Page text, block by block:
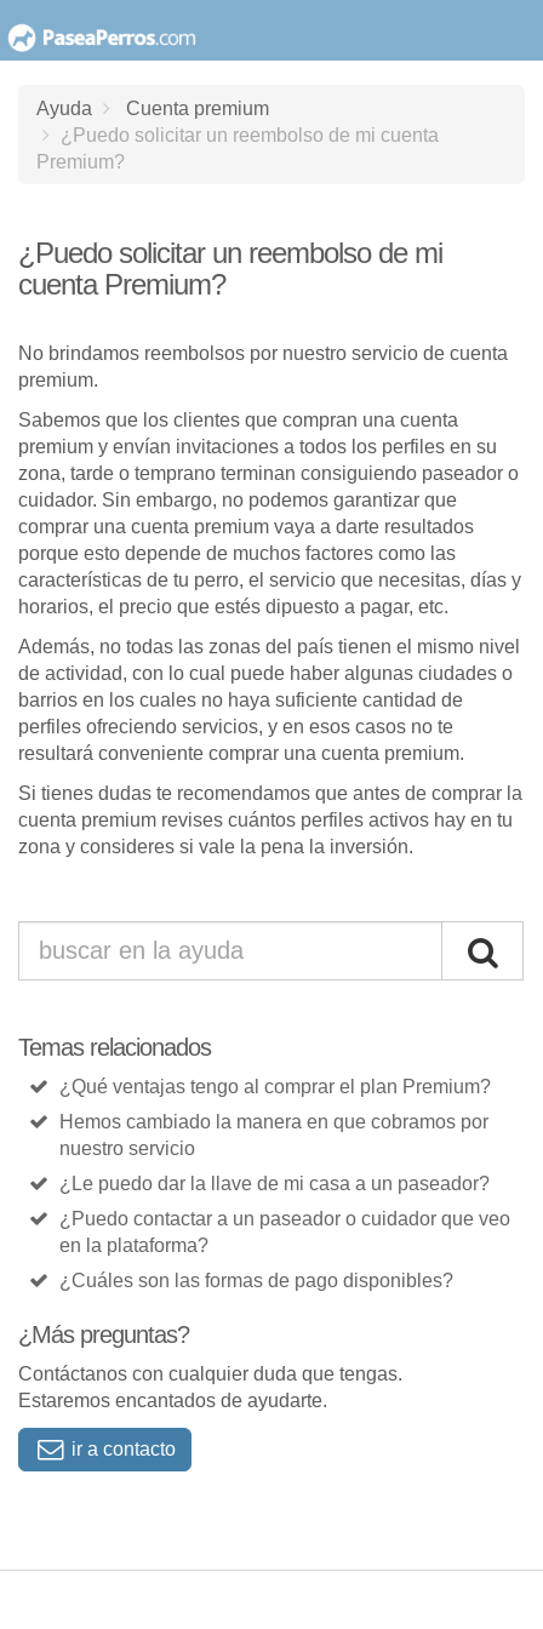
al
contenido
Ayuda
Cuenta premium
¿Puedo solicitar un reembolso de mi cuenta
Premium?
¿Puedo solicitar un reembolso de mi
cuenta Premium?
No brindamos reembolsos por nuestro servicio de cuenta
premium.
Sabemos que los clientes que compran una cuenta
premium y envían invitaciones a todos los perfiles en su
zona, tarde o temprano terminan consiguiendo paseador o
cuidador. Sin embargo, no podemos garantizar que
comprar una cuenta premium vaya a darte resultados
porque esto depende de muchos factores como las
características de tu perro, el servicio que necesitas, días y
horarios, el precio que estés dipuesto a pagar, etc.
Además, no todas las zonas del país tienen el mismo nivel
de actividad, con lo cual puede haber algunas ciudades o
barrios en los cuales no haya suficiente cantidad de
perfiles ofreciendo servicios, y en esos casos no te
resultará conveniente comprar una cuenta premium.
Si tienes dudas te recomendamos que antes de comprar la
cuenta premium revises cuántos perfiles activos hay en tu
zona y consideres si vale la pena la inversión.
Temas relacionados
¿Qué ventajas tengo al comprar el plan Premium?
Hemos cambiado la manera en que cobramos por
nuestro servicio
¿Le puedo dar la llave de mi casa a un paseador?
¿Puedo contactar a un paseador o cuidador que veo
en la plataforma?
¿Cuáles son las formas de pago disponibles?
¿Más preguntas?
Contáctanos con cualquier duda que tengas.
Estaremos encantados de ayudarte.
ir a contacto